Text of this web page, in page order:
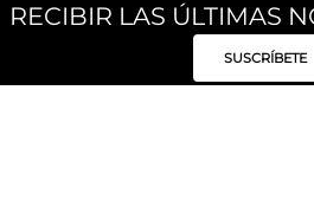
RECIBIR LAS ÚLTIMAS
SUSCRÍBETE